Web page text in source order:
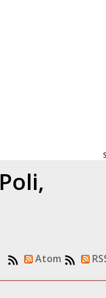
Poli,
Atom